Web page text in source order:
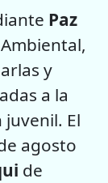
Paz
y
a la
El
agosto
de